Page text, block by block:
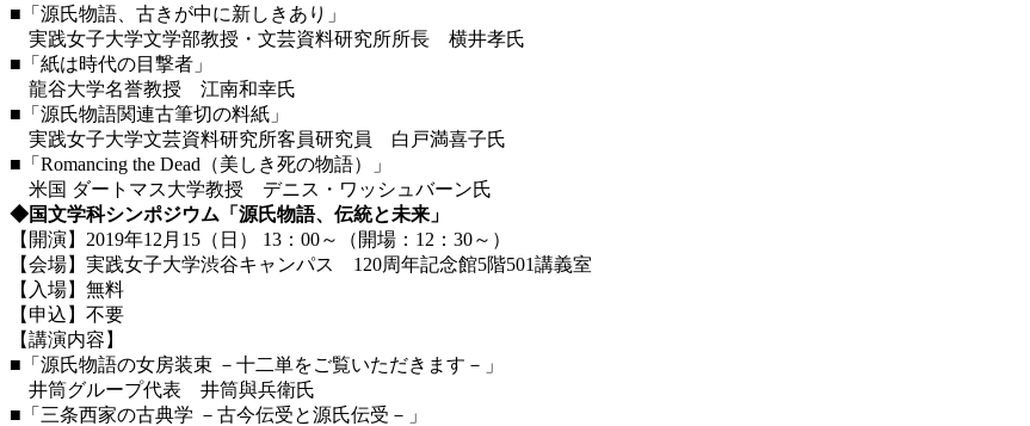
■「源氏物語、古きが中に新しきあり」
実践女子大学文学部教授・文芸資料研究所所長 横井孝氏
■「紙は時代の目撃者」
龍谷大学名誉教授 江南和幸氏
■「源氏物語関連古筆切の料紙」
実践女子大学文芸資料研究所客員研究員 白戸満喜子氏
■「Romancing the Dead（美しき死の物語）」
米国 ダートマス大学教授 デニス・ワッシュバーン氏
◆国文学科シンポジウム「源氏物語、伝統と未来」
【開演】2019年12月15（日） 13：00～（開場：12：30～）
【会場】実践女子大学渋谷キャンパス 120周年記念館5階501講義室
【入場】無料
【申込】不要
【講演内容】
■「源氏物語の女房装束 －十二単をご覧いただきます－」
井筒グループ代表 井筒與兵衛氏
■「三条西家の古典学 －古今伝受と源氏伝受－」